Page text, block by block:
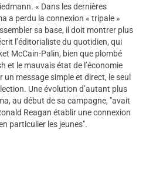
« Dans les dernières
a perdu la connexion « tripale »
sa base, il doit montrer plus
l’éditorialiste du quotidien, qui
McCain-Palin, bien que plombé
et le mauvais état de l’économie
message simple et direct, le seul
Une évolution d’autant plus
au début de sa campagne, "avait
Reagan établir une connexion
particulier les jeunes".